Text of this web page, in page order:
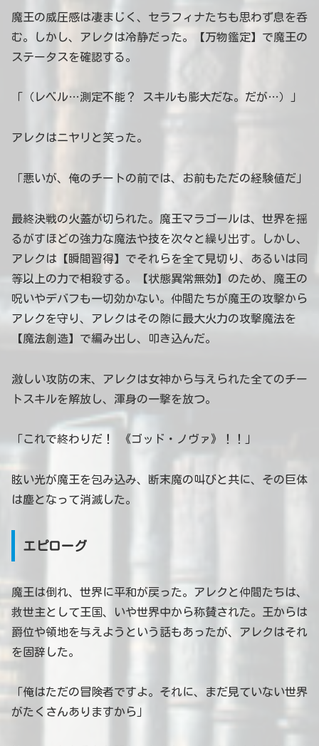
魔王の威圧感は凄まじく、セラフィナたちも思わず息を呑
む。しかし、アレクは冷静だった。【万物鑑定】で魔王の
ステータスを確認する。
「（レベル…測定不能？ スキルも膨大だな。だが…）」
アレクはニヤリと笑った。
「悪いが、俺のチートの前では、お前もただの経験値だ」
最終決戦の火蓋が切られた。魔王マラゴールは、世界を揺
るがすほどの強力な魔法や技を次々と繰り出す。しかし、
アレクは【瞬間習得】でそれらを全て見切り、あるいは同
等以上の力で相殺する。【状態異常無効】のため、魔王の
呪いやデバフも一切効かない。仲間たちが魔王の攻撃から
アレクを守り、アレクはその隙に最大火力の攻撃魔法を
【魔法創造】で編み出し、叩き込んだ。
激しい攻防の末、アレクは女神から与えられた全てのチー
トスキルを解放し、渾身の一撃を放つ。
「これで終わりだ！ 《ゴッド・ノヴァ》！！」
眩い光が魔王を包み込み、断末魔の叫びと共に、その巨体
は塵となって消滅した。
エピローグ
魔王は倒れ、世界に平和が戻った。アレクと仲間たちは、
救世主として王国、いや世界中から称賛された。王からは
爵位や領地を与えようという話もあったが、アレクはそれ
を固辞した。
「俺はただの冒険者ですよ。それに、まだ見ていない世界
がたくさんありますから」